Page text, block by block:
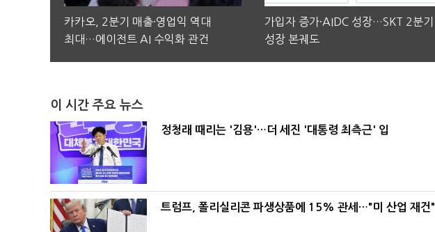
카카오, 2분기 매출·영업익 역대
최대…에이전트 AI 수익화 관건
가입자 증가·AIDC 성장…SKT 2분기
성장 본궤도
이 시간 주요 뉴스
정청래 때리는 '김용'…더 세진 '대통령 최측근' 입
트럼프, 폴리실리콘 파생상품에 15% 관세…"미 산업 재건"